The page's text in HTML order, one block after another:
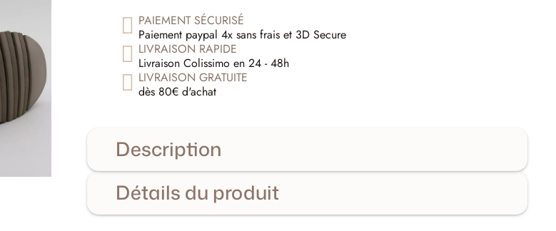
PAIEMENT SÉCURISÉ
Paiement paypal 4x sans frais et 3D Secure
LIVRAISON RAPIDE
Livraison Colissimo en 24 - 48h
LIVRAISON GRATUITE
dès 80€ d'achat
Description
Détails du produit